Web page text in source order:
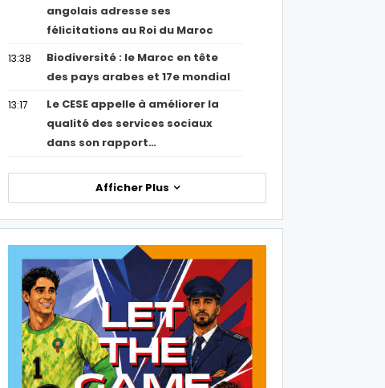
angolais adresse ses
félicitations au Roi du Maroc
13:38
Biodiversité : le Maroc en tête
des pays arabes et 17e mondial
13:17
Le CESE appelle à améliorer la
qualité des services sociaux
dans son rapport…
Afficher Plus